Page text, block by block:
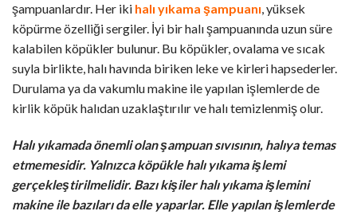
şampuanlardır. Her iki halı yıkama şampuanı, yüksek
köpürme özelliği sergiler. İyi bir halı şampuanında uzun süre
kalabilen köpükler bulunur. Bu köpükler, ovalama ve sıcak
suyla birlikte, halı havında biriken leke ve kirleri hapsederler.
Durulama ya da vakumlu makine ile yapılan işlemlerde de
kirlik köpük halıdan uzaklaştırılır ve halı temizlenmiş olur.
Halı yıkamada önemli olan şampuan sıvısının, halıya temas
etmemesidir. Yalnızca köpükle halı yıkama işlemi
gerçekleştirilmelidir. Bazı kişiler halı yıkama işlemini
makine ile bazıları da elle yaparlar. Elle yapılan işlemlerde